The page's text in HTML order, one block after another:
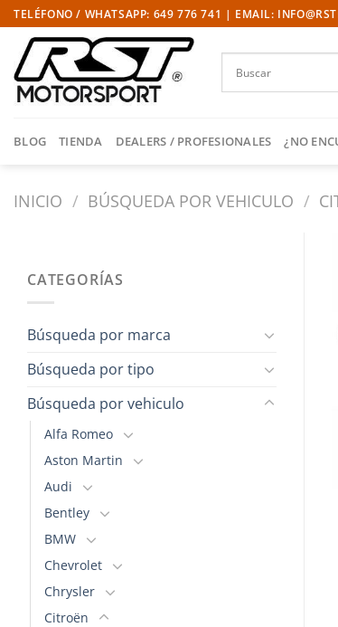
Saltar
al
contenido
TELÉFONO / WHATSAPP: 649 776 741 | EMAIL:
BLOG TIENDA DEALERS / PROFESIONALES ¿NO
INICIO / BÚSQUEDA POR VEHICULO /
CATEGORÍAS
Búsqueda por marca
Búsqueda por tipo
Búsqueda por vehiculo
Alfa Romeo
Aston Martin
Audi
Bentley
BMW
Chevrolet
Chrysler
Citroën